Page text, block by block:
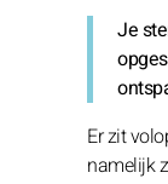
Je
Er zit
namelijk